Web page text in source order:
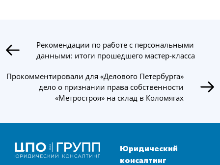
Рекомендации по работе с персональными
данными: итоги прошедшего мастер-класса
Прокомментировали для «Делового Петербурга»
дело о признании права собственности
«Метростроя» на склад в Коломягах
Юридический
консалтинг